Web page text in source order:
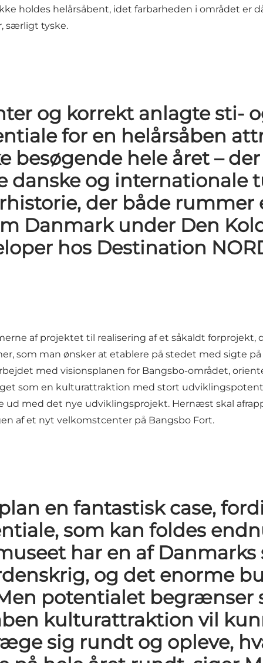
holdes helårsåbent, idet farbarheden i området er
særligt tyske.
og korrekt anlagte sti-
for en helårsåben
hele året –
og internationale
der både
Danmark under Den
hos Destination
af projektet til realisering af et såkaldt
som man ønsker at etablere på stedet med sigte
med visionsplanen for Bangsbo-området,
som en kulturattraktion med stort
med det nye udviklingsprojekt. Hernæst skal
af et nyt velkomstcenter på Bangsbo Fort.
en fantastisk case,
som kan foldes
har en af
og det enorme
potentialet begrænser
kulturattraktion vil
sig rundt og opleve,